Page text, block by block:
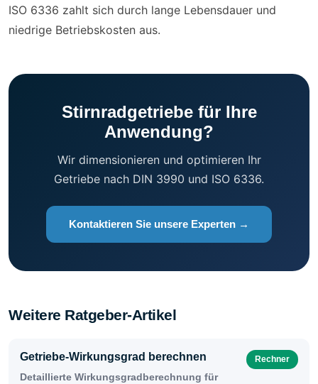
ISO 6336 zahlt sich durch lange Lebensdauer und
niedrige Betriebskosten aus.
Stirnradgetriebe für Ihre
Anwendung?
Wir dimensionieren und optimieren Ihr
Getriebe nach DIN 3990 und ISO 6336.
Kontaktieren Sie unsere Experten →
Weitere Ratgeber-Artikel
Getriebe-Wirkungsgrad berechnen
Detaillierte Wirkungsgradberechnung für
Rechner